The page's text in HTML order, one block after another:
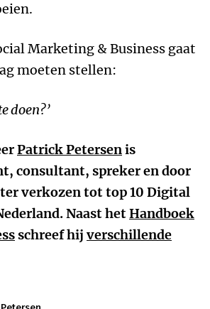
Marketing & Business gaat
moeten stellen:
doen?’
Patrick Petersenis
consultant, spreker en door
verkozen tot top 10 Digital
Naast hetHandboek
schreef hij verschillende